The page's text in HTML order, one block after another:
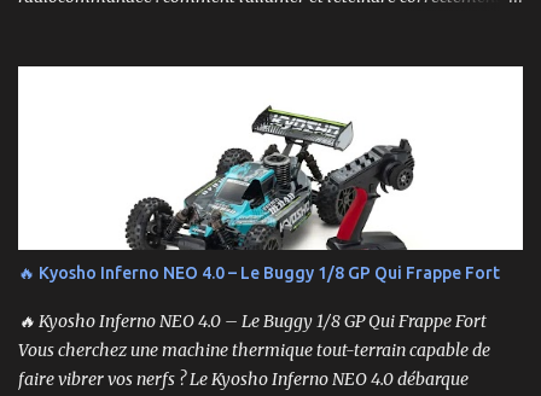
🔥 Kyosho Inferno NEO 4.0 – Le Buggy 1/8 GP Qui Frappe Fort
🔥 Kyosho Inferno NEO 4.0 – Le Buggy 1/8 GP Qui Frappe Fort
Vous cherchez une machine thermique tout-terrain capable de
faire vibrer vos nerfs ? Le Kyosho Inferno NEO 4.0 débarque